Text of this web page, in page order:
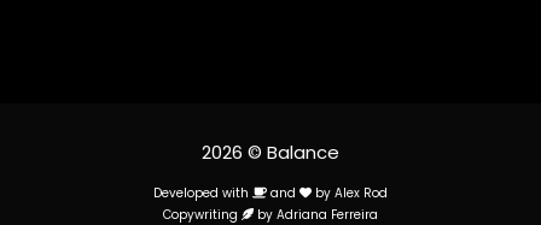
2026 © Balance
Developed with and byAlex Rod
Copywriting
by Adriana Ferreira